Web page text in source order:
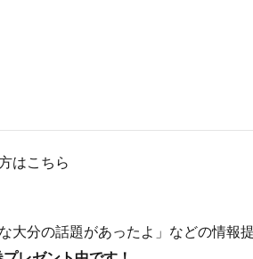
はこちら
分の話題があったよ」などの情報